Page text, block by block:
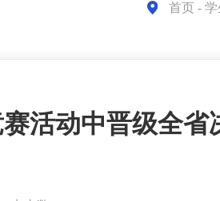
首页 -
活动中晋级全省